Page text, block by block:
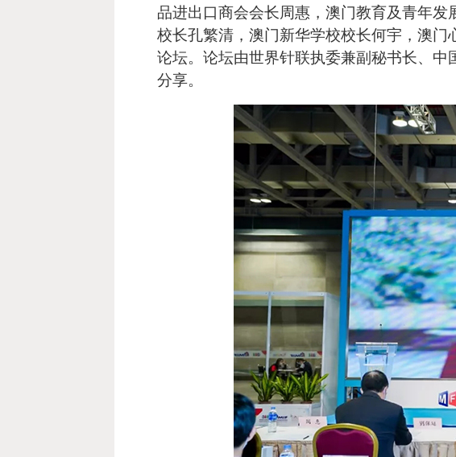
品进出口商会会长周惠，澳门教育及青年
校长孔繁清，澳门新华学校校长何宇，澳
论坛。论坛由世界针联执委兼副秘书长、
分享。